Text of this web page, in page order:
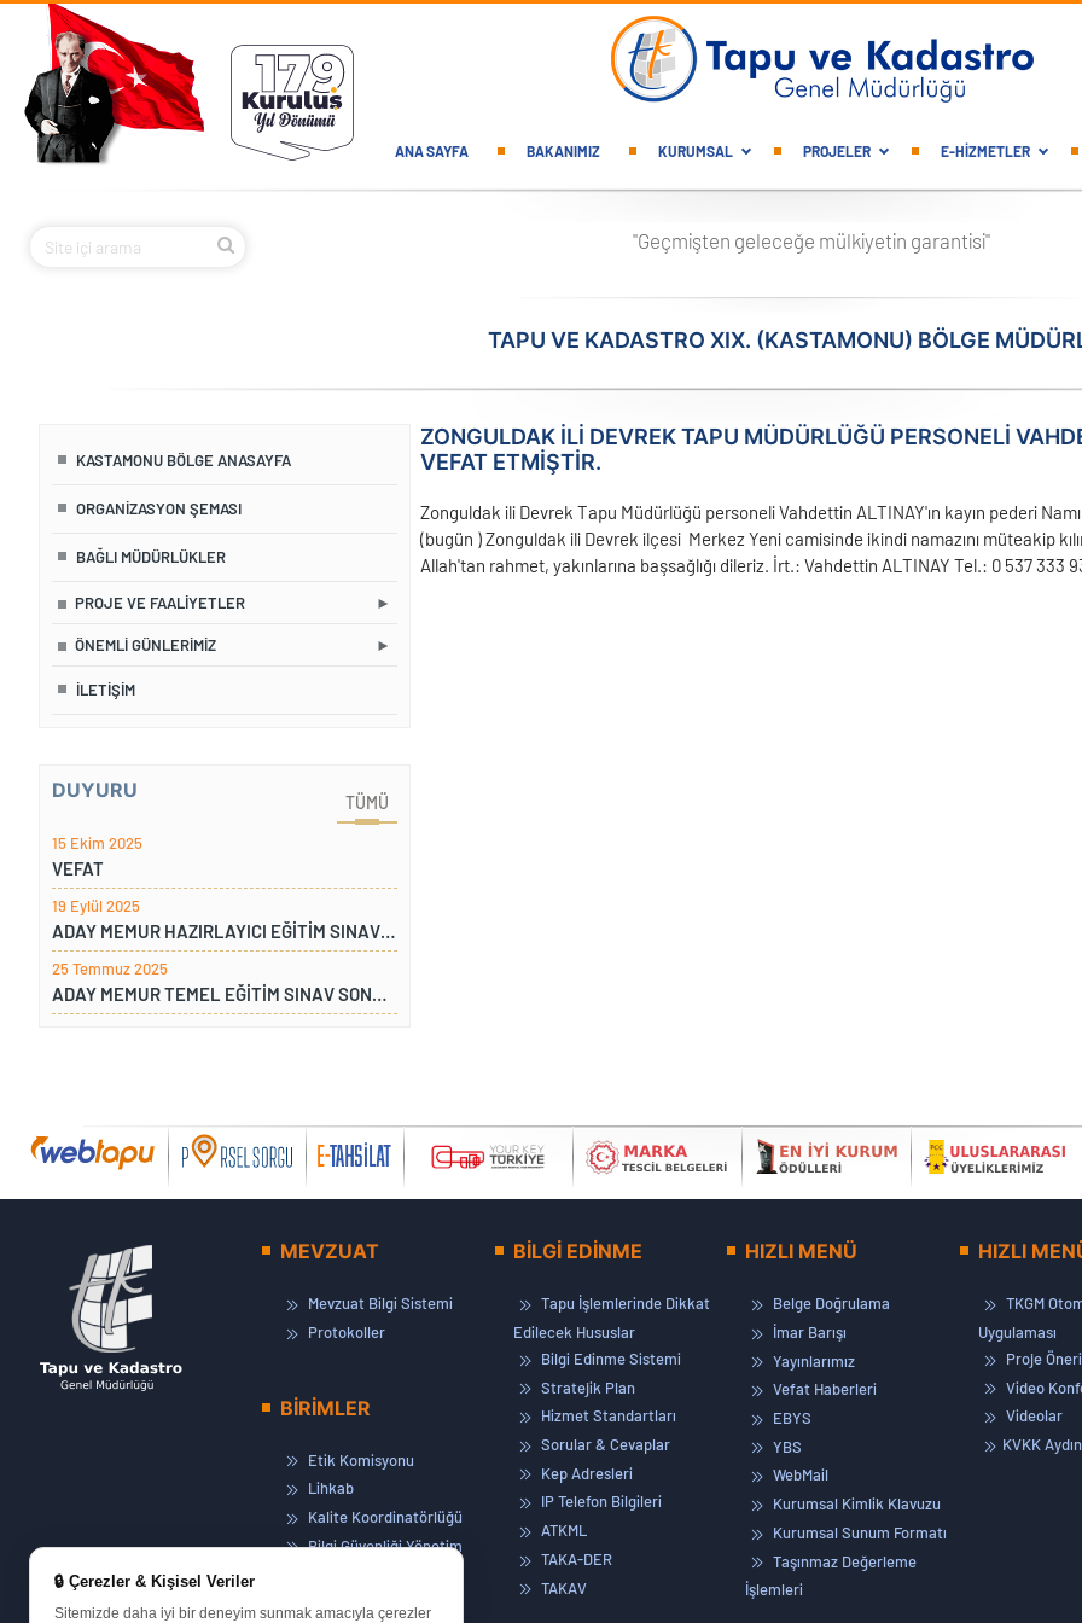
Ana içeriğe atla
Main navigation
ANA SAYFA BAKANIMIZ KURUMSAL PROJELER E-HİZMETLER
"Geçmişten geleceğe mülkiyetin garantisi"
TAPU VE KADASTRO XIX. (KASTAMONU) BÖLGE
KASTAMONU BÖLGE ANASAYFA
ORGANIZASYON ŞEMASI
BAĞLI MÜDÜRLÜKLER
PROJE VE FAALIYETLER
ÖNEMLI GÜNLERIMIZ
İLETIŞIM
DUYURU
TÜMÜ
15 Ekim 2025
VEFAT
19 Eylül 2025
ADAY MEMUR HAZIRLAYICI EĞİTİM SINAV SONUCU
25 Temmuz 2025
ADAY MEMUR TEMEL EĞİTİM SINAV SONUCU
ZONGULDAK ILI DEVREK TAPU MÜDÜRLÜĞÜ PERSONELI
VEFAT ETMIŞTIR.
Zonguldak ili Devrek Tapu Müdürlüğü personeli Vahdettin ALTINAY'ın kayın pederi
(bugün ) Zonguldak ili Devrek ilçesi Merkez Yeni camisinde ikindi namazını müteakip
Allah'tan rahmet, yakınlarına başsağlığı dileriz. İrt.: Vahdettin ALTINAY Tel.: 0 537 333
🔒 Çerezler & Kişisel Veriler
Sitemizde daha iyi bir deneyim sunmak amacıyla çerezler
MEVZUAT
Mevzuat Bilgi Sistemi
Protokoller
BİRİMLER
Etik Komisyonu
Lihkab
Kalite Koordinatörlüğü
Bilgi Güvenliği Yönetim
BİLGİ EDİNME
Tapu İşlemlerinde Dikkat
Edilecek Hususlar
Bilgi Edinme Sistemi
Stratejik Plan
Hizmet Standartları
Sorular & Cevaplar
Kep Adresleri
IP Telefon Bilgileri
ATKML
TAKA-DER
TAKAV
HIZLI MENÜ
Belge Doğrulama
İmar Barışı
Yayınlarımız
Vefat Haberleri
EBYS
YBS
WebMail
Kurumsal Kimlik Klavuzu
Kurumsal Sunum Formatı
Taşınmaz Değerleme
İşlemleri
HIZLI
TKGM
Uygulaması
Proje
Video
Videolar
KVKK